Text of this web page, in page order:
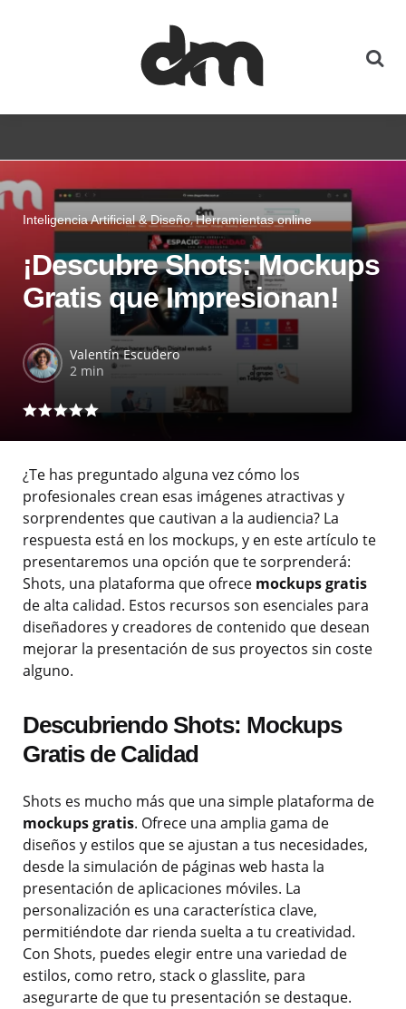
Inteligencia Artificial & Diseño Herramientas online
¡Descubre Shots: Mockups
Gratis que Impresionan!
Valentín Escudero
2 min
¿Te has preguntado alguna vez cómo los
profesionales crean esas imágenes atractivas y
sorprendentes que cautivan a la audiencia? La
respuesta está en los mockups, y en este artículo te
presentaremos una opción que te sorprenderá:
Shots, una plataforma que ofrece mockups gratis
de alta calidad. Estos recursos son esenciales para
diseñadores y creadores de contenido que desean
mejorar la presentación de sus proyectos sin coste
alguno.
Descubriendo Shots: Mockups
Gratis de Calidad
Shots es mucho más que una simple plataforma de
mockups gratis. Ofrece una amplia gama de
diseños y estilos que se ajustan a tus necesidades,
desde la simulación de páginas web hasta la
presentación de aplicaciones móviles. La
personalización es una característica clave,
permitiéndote dar rienda suelta a tu creatividad.
Con Shots, puedes elegir entre una variedad de
estilos, como retro, stack o glasslite, para
asegurarte de que tu presentación se destaque.